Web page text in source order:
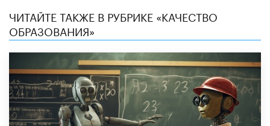
ЧИТАЙТЕ ТАКЖЕ В РУБРИКЕ «КАЧЕСТВО
ОБРАЗОВАНИЯ»